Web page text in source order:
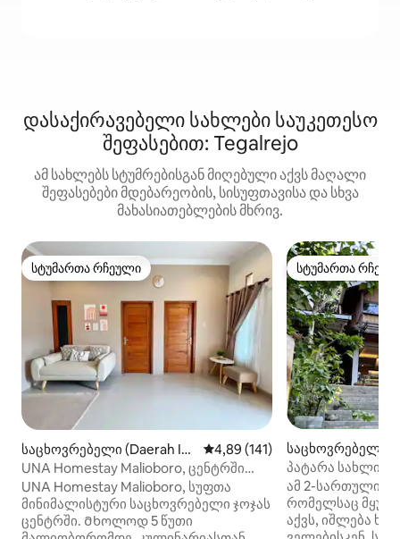
დასაქირავებელი სახლები საუკეთესო
შეფასებით: Tegalrejo
ამ სახლებს სტუმრებისგან მიღებული აქვს მაღალი
შეფასებები მდებარეობის, სისუფთავისა და სხვა
მახასიათებლების მხრივ.
სტუმართა რჩეული
სტუმართა რჩეული
საცხოვრებელი (Daerah Isti
mewa Yogyakarta)
საშუალო შეფასებაა 5‑დან
4,89 (141)
UNA Homestay Malioboro, ცენტრში
ახლოს Malioboro
UNA Homestay Malioboro, სუფთა
მინიმალისტური საცხოვრებელი ჯოჯას
ცენტრში. Მხოლოდ 5 წუთი
სტუმართა
სტუმართა
საცხოვრებელი
n Kasihan)
პატარა სახლი
ამ 2-
რომელსაც
აქვს, იშლება